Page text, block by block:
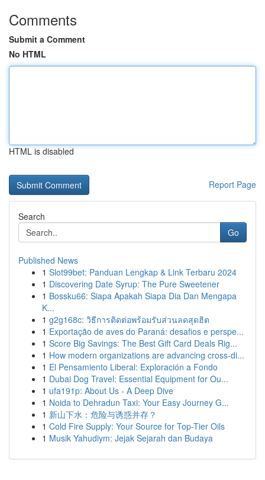
Comments
Submit a Comment
No HTML
HTML is disabled
Report Page
Search
Go
Published News
1 Slot99bet: Panduan Lengkap & Link Terbaru 2024
1 Discovering Date Syrup: The Pure Sweetener
1 Bossku66: Siapa Apakah Siapa Dia Dan Mengapa
K...
1 g2g168c: วิธีการติดต่อพร้อมรับส่วนลดสุดฮิต
1 Exportação de aves do Paraná: desafios e perspe...
1 Score Big Savings: The Best Gift Card Deals Rig...
1 How modern organizations are advancing cross-di...
1 El Pensamiento Liberal: Exploración a Fondo
1 Dubai Dog Travel: Essential Equipment for Ou...
1 ufa191p: About Us - A Deep Dive
1 Noida to Dehradun Taxi: Your Easy Journey G...
1 新山下水：危险与诱惑并存？
1 Cold Fire Supply: Your Source for Top-Tier Oils
1 Musik Yahudiym: Jejak Sejarah dan Budaya